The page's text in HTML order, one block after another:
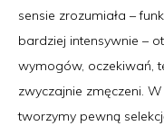
sensie zrozumiała –
bardziej intensywnie –
wymogów, oczekiwań,
zwyczajnie zmęczeni.
tworzymy pewną